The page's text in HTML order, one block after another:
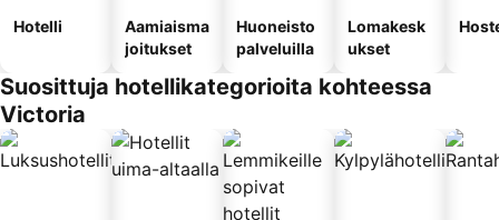
Hotelli
Aamiaisma
joitukset
Huoneisto
palveluilla
Lomakesk
ukset
Suosittuja hotellikategorioita kohteessa
Victoria